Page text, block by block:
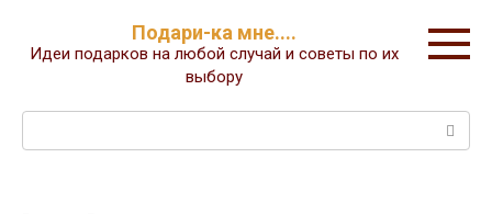
контенту
Подари-ка мне....
Идеи подарков на любой случай и советы по их
выбору